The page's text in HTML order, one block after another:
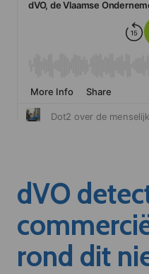
dVO
rond dit